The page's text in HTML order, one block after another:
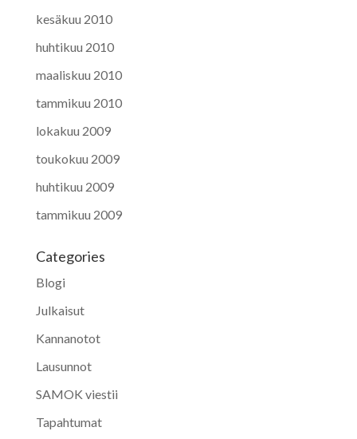
kesäkuu 2010
huhtikuu 2010
maaliskuu 2010
tammikuu 2010
lokakuu 2009
toukokuu 2009
huhtikuu 2009
tammikuu 2009
Categories
Blogi
Julkaisut
Kannanotot
Lausunnot
SAMOK viestii
Tapahtumat